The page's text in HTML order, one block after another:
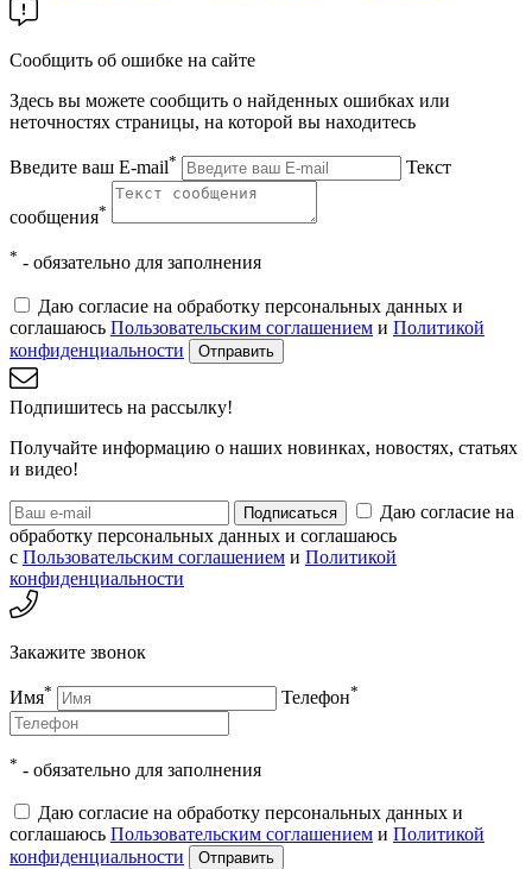
Сообщить об ошибке на сайте
Здесь вы можете сообщить о найденных ошибках или
неточностях страницы, на которой вы находитесь
Введите ваш E-mail* Текст
сообщения*
* - обязательно для заполнения
Даю согласие на обработку персональных данных и
соглашаюсь Пользовательским соглашением и Политикой
конфиденциальности
Отправить
Подпишитесь на рассылку!
Получайте информацию о наших новинках, новостях, статьях
и видео!
Подписаться
Даю согласие на
обработку персональных данных и соглашаюсь
с Пользовательским соглашением и Политикой
конфиденциальности
Закажите звонок
Имя* Телефон*
* - обязательно для заполнения
Даю согласие на обработку персональных данных и
соглашаюсь Пользовательским соглашением и Политикой
конфиденциальности
Отправить